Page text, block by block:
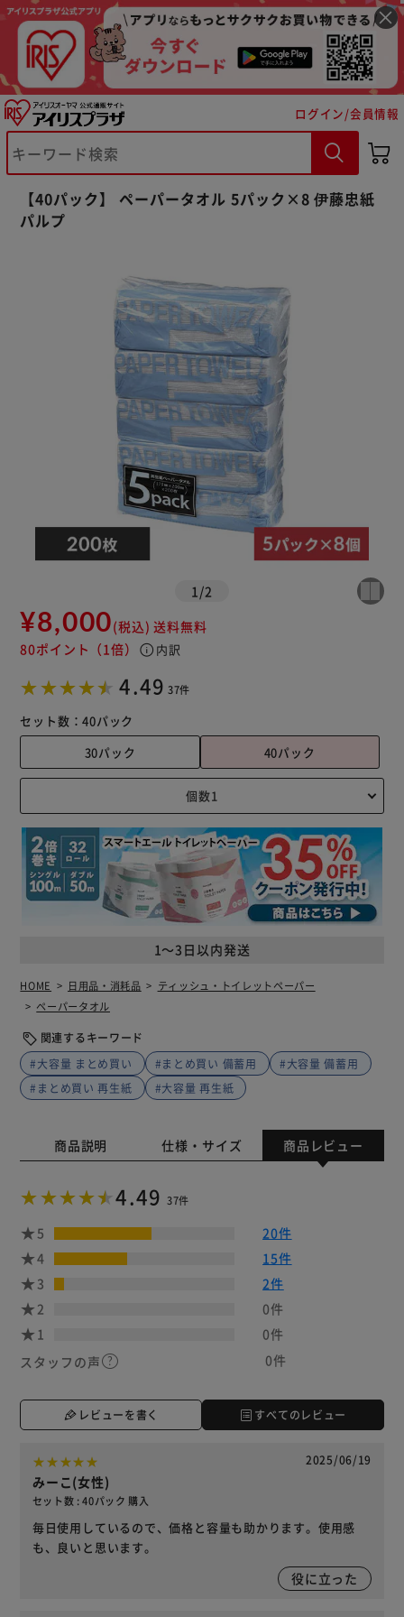
ログイン/会員情報
【40パック】 ペーパータオル 5パック×8 伊藤忠紙
パルプ
1 /2
¥8,000(税込) 送料無料
80ポイント （1倍） info 内訳
4.49 37件
セット数：40パック
30パック
40パック
1～3日以内発送
HOME 日用品・消耗品
ティッシュ・トイレットペーパー
ペーパータオル
関連するキーワード
#大容量 まとめ買い
#まとめ買い 備蓄用
#大容量 備蓄用
#まとめ買い 再生紙
#大容量 再生紙
商品説明 仕様・サイズ 商品レビュー
4.49 37件
5
20件
4
15件
3
2件
2
0件
1
0件
スタッフの声
0件
レビューを書く すべてのレビュー
2025/06/19
みーこ(女性)
セット数 : 40パック 購入
毎日使用しているので、価格と容量も助かります。使用感
も、良いと思います。
役に立った
※ご確認ください